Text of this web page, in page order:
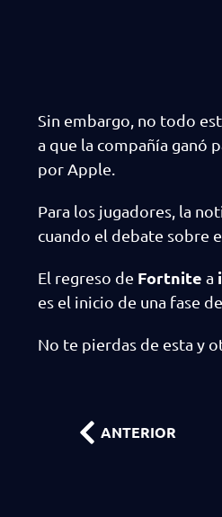
Sin embargo, no todo
a que la compañía ganó
por Apple.
Para los jugadores, la
cuando el debate sobre
El regreso de Fortnite a
es el inicio de una fase
No te pierdas de esta y
ANTERIOR